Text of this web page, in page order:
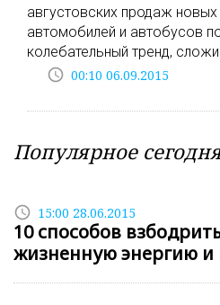
августовских продаж
автомобилей и автобусов
колебательный тренд,
access_time 00:10 06.09.2015
Популярное
access_time 15:00 28.06.2015
10 способов
жизненную энергию и